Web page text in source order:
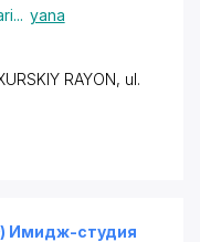
... yana
RAYON, ul.
Имидж-студия